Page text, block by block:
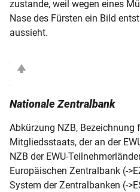
zustande, weil wegen eines
Nase des Fürsten ein Bild
aussieht.
Nationale Zentralbank
Abkürzung NZB, Bezeichnung
Mitgliedsstaats, der an der
NZB der EWU-
Europäischen Zentralbank (-
System der Zentralbanken (-